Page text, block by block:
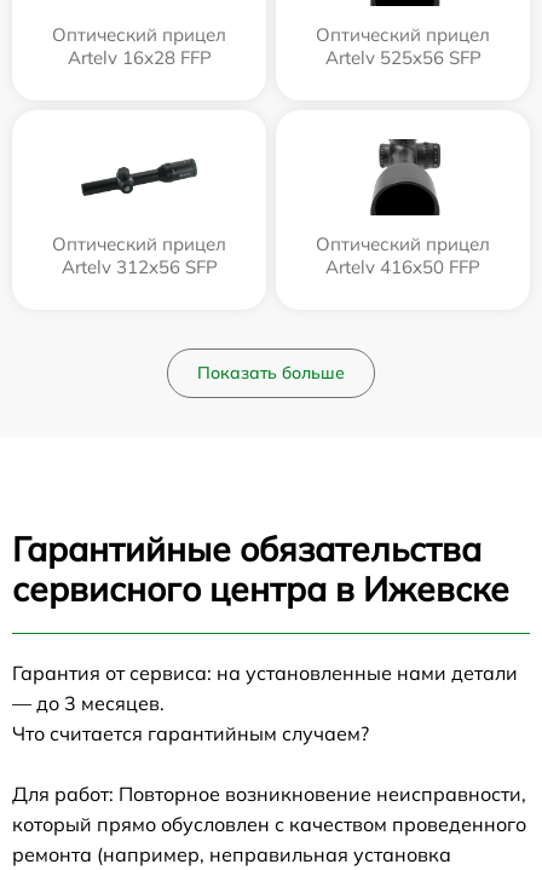
Оптический прицел
Artelv 16x28 FFP
Оптический прицел
Artelv 525x56 SFP
Оптический прицел
Artelv 312x56 SFP
Оптический прицел
Artelv 416x50 FFP
Показать больше
Гарантийные обязательства
сервисного центра в Ижевске
Гарантия от сервиса: на установленные нами детали
— до 3 месяцев.
Что считается гарантийным случаем?
Для работ: Повторное возникновение неисправности,
который прямо обусловлен с качеством проведенного
ремонта (например, неправильная установка